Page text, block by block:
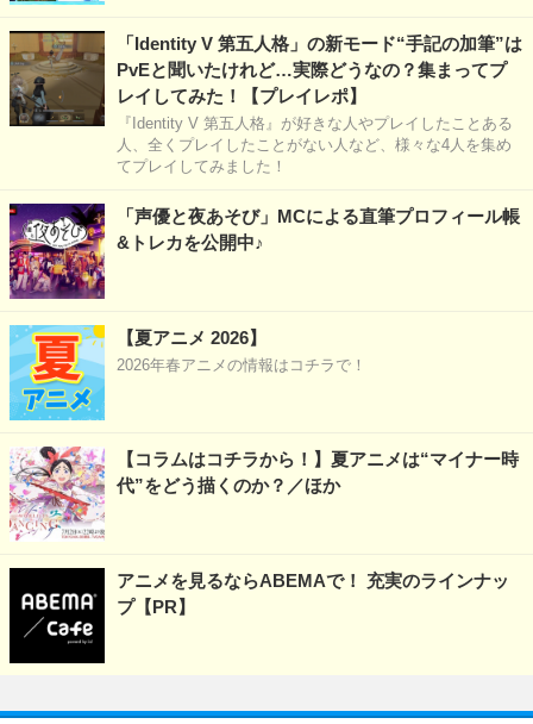
「Identity V 第五人格」の新モード“手記の加筆”は
PvEと聞いたけれど…実際どうなの？集まってプ
レイしてみた！【プレイレポ】
『Identity V 第五人格』が好きな人やプレイしたことある
人、全くプレイしたことがない人など、様々な4人を集め
てプレイしてみました！
「声優と夜あそび」MCによる直筆プロフィール帳
&トレカを公開中♪
【夏アニメ 2026】
2026年春アニメの情報はコチラで！
【コラムはコチラから！】夏アニメは“マイナー時
代”をどう描くのか？／ほか
アニメを見るならABEMAで！ 充実のラインナッ
プ【PR】